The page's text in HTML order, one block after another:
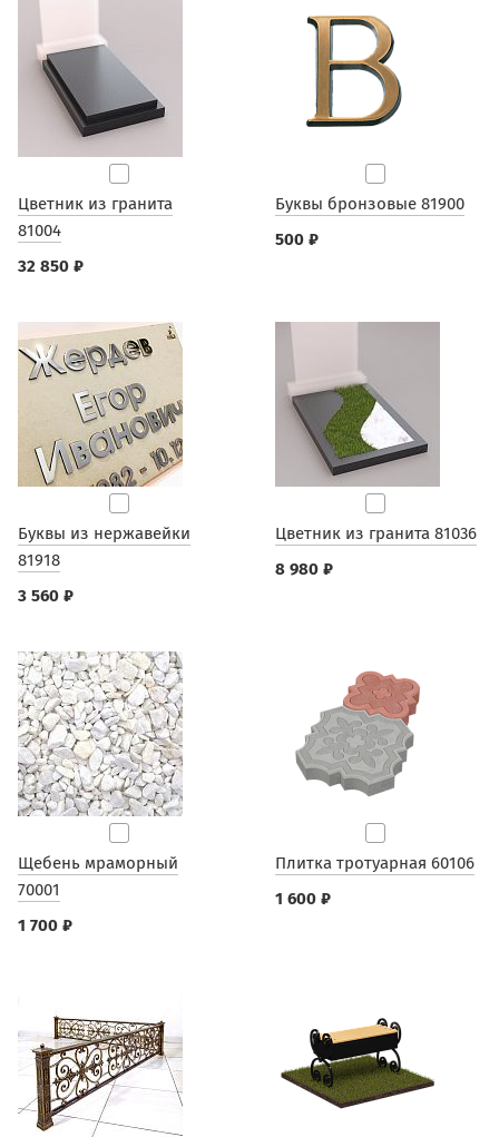
Цветник из гранита
81004
32 850 ₽
Буквы бронзовые 81900
500 ₽
Буквы из нержавейки
81918
3 560 ₽
Цветник из гранита 81036
8 980 ₽
Щебень мраморный
70001
1 700 ₽
Плитка тротуарная 60106
1 600 ₽